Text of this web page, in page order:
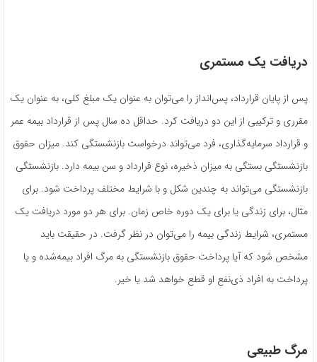
دریافت یک مستمری
پس از پایان قرارداد، پس‌انداز را می‌توان به عنوان یک مبلغ کلی، به عنوان یک
مقرری و ترکیبی از این دو دریافت کرد. حداقل ده سال پس از قرارداد بیمه عمر
و قرارداد سرمایه‌گذاری، فرد می‌تواند درخواست بازنشستگی کند. میزان حقوق
بازنشستگی بستگی به میزان ذخیره، نوع قرارداد و سن بیمه دارد. بازنشستگی
بازنشستگی می‌تواند به چندین شکل و با شرایط مختلف پرداخت شود. برای
مثال، برای زندگی یا برای یک دوره خاص زمان. برای هر دو مورد دریافت یک
مستمری، شرایط زندگی بیمه را می‌توان در نظر گرفت. در حقیقت باید
مشخص شود که آیا پرداخت حقوق بازنشستگی به مرگ افراد بیمه‌شده و یا
پرداخت به افراد ذی‌نفع او قطع خواهد شد یا خیر.
مرگ طبیعی